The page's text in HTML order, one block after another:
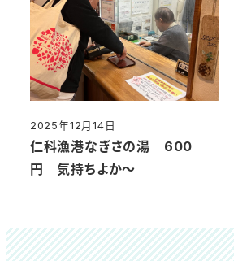
仁科漁港なぎさの湯 600
円 気持ちよか～
2025年12月14日